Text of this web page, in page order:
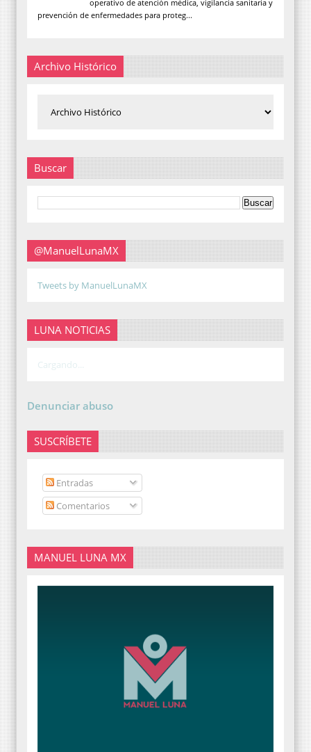
operativo de atención médica, vigilancia sanitaria y
prevención de enfermedades para proteg...
Archivo Histórico
Buscar
@ManuelLunaMX
Tweets by ManuelLunaMX
LUNA NOTICIAS
Cargando...
Denunciar abuso
SUSCRÍBETE
Entradas
Comentarios
MANUEL LUNA MX